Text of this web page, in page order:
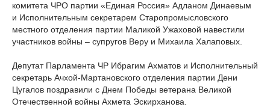
комитета ЧРО партии «Единая Россия» Адланом Динаевым
и Исполнительным секретарем Старопромысловского
местного отделения партии Маликой Ужаховой навестили
участников войны – супругов Веру и Михаила Халаповых.
Депутат Парламента ЧР Ибрагим Ахматов и Исполнительный
секретарь Ачхой-Мартановского отделения партии Дени
Цугалов поздравили с Днем Победы ветерана Великой
Отечественной войны Ахмета Эскирханова.